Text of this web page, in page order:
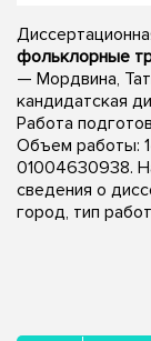
фольклорные
— Мордвина,
кандидатская
Работа
Объем работы:
01004630938.
сведения о
город, тип